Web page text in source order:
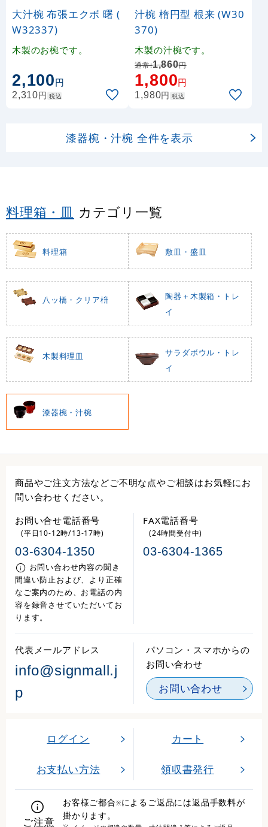
大汁椀 布張エクボ 曙 (
W32337)
木製のお椀です。
2,100円
2,310円 税込
汁椀 楕円型 根来 (W30
370)
木製の汁椀です。
通常:1,860円
1,800円
1,980円 税込
漆器椀・汁椀 全件を表示
料理箱・皿 カテゴリ一覧
料理箱 敷皿・盛皿
八ッ橋・クリア枡
陶器＋木製箱・トレ
イ
木製料理皿
サラダボウル・トレ
イ
漆器椀・汁椀
商品やご注文方法などご不明な点やご相談はお気軽にお
問い合わせください。
お問い合せ電話番号
(平日10-12時/13-17時)
03-6304-1350
お問い合わせ内容の聞き
間違い防止および、より正確
なご案内のため、お電話の内
容を録音させていただいてお
ります。
FAX電話番号
(24時間受付中)
03-6304-1365
代表メールアドレス
info@signmall.j
p
パソコン・スマホからの
お問い合わせ
お問い合わせ
ログイン カート
お支払い方法 領収書発行
ご注意
お客様ご都合※によるご返品には返品手数料が
掛かります。